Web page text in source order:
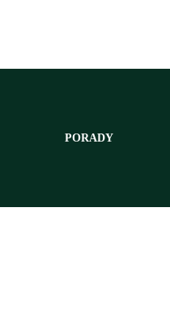
PORADY